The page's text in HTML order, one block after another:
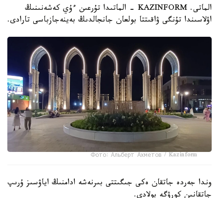
الماتى. KAZINFORM - الماتىدا تۇرعىن ءۇي كەشەنىنىڭ
اۋلاسىندا تۇنگى ۋاقىتتا بولعان جانجالدىڭ بەينەجازباسى تارادى.
Фото: Альберт Ахметов / Kazinform
وندا جەردە جاتقان ەكى جىگىتتى بىرنەشە ادامنىڭ اياۋسىز ۇرىپ
جاتقانىن كورۋگە بولادى.